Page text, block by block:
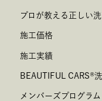
プロが教える正しい
施工価格
施工実績
BEAUTIFUL CARS®
メンバーズプログラム